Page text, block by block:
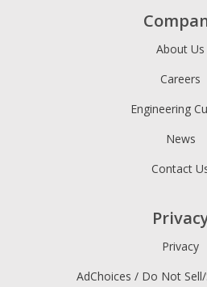
About Us
Careers
Engineering
News
Contact
Privacy
AdChoices / Do Not